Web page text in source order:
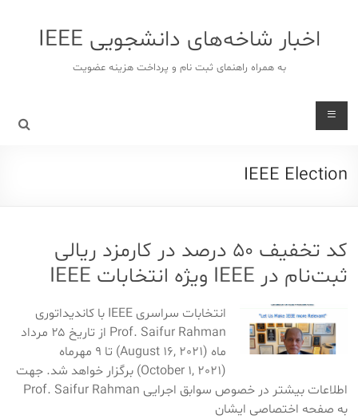
اخبار شاخه‌های دانشجویی IEEE
به همراه راهنمای ثبت نام و پرداخت هزینه عضویت
IEEE Election
کد تخفیف ۵۰ درصد در کارمزد ریالی
ثبت‌نام در IEEE ویژه انتخابات IEEE
انتخابات سراسری IEEE با کاندیداتوری
Prof. Saifur Rahman از تاریخ ۲۵ مرداد
ماه (August 16, 2021) تا ۹ مهرماه
(October 1, 2021) برگزار خواهد شد. جهت
اطلاعات بیشتر در خصوص سوابق اجرایی Prof. Saifur Rahman
به صفحه اختصاصی ایشان